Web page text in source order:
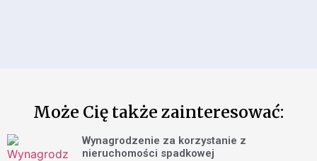
Może Cię także zainteresować:
Wynagrodzenie za korzystanie z
nieruchomości spadkowej